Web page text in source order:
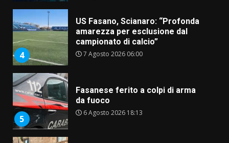
4
US Fasano, Scianaro: “Profonda
amarezza per esclusione dal
campionato di calcio”
7 Agosto 2026 06:00
5
Fasanese ferito a colpi di arma
da fuoco
6 Agosto 2026 18:13